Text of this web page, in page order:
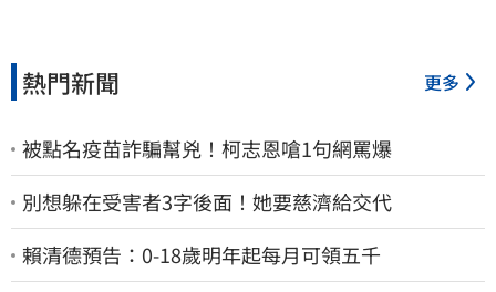
熱門新聞 更多
被點名疫苗詐騙幫兇！柯志恩嗆1句網罵爆
別想躲在受害者3字後面！她要慈濟給交代
賴清德預告：0-18歲明年起每月可領五千